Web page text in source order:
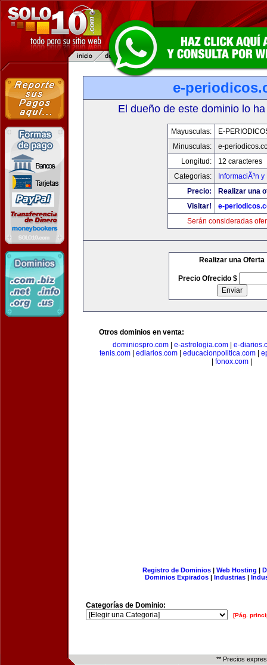
e-
El dueño de este dominio lo
Mayusculas:
E-
Minusculas:
e-
Longitud:
12 caracteres
Categorias:
InformaciÃ³n
Precio:
Realizar una
Visitar!
e-
Serán consideradas
Realizar una Oferta
Precio Ofrecido $
Otros dominios en venta:
dominiospro.com
e-astrologia.com
e-
tenis.com
ediarios.com educacionpolitica.com
fonox.com
Registro de Dominios| Web Hosting |
Dominios Expirados | Industrias |
Categorías de Dominio:
[Pág.
** Precios